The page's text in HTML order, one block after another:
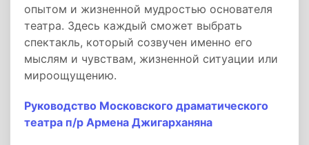
опытом и жизненной мудростью основателя
театра. Здесь каждый сможет выбрать
спектакль, который созвучен именно его
мыслям и чувствам, жизненной ситуации или
мироощущению.
Руководство Московского драматического
театра п/р Армена Джигарханяна